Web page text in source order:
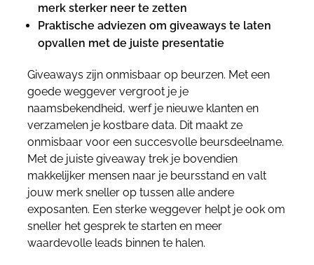
merk sterker neer te zetten
Praktische adviezen om giveaways te laten
opvallen met de juiste presentatie
Giveaways zijn onmisbaar op beurzen. Met een
goede weggever vergroot je je
naamsbekendheid, werf je nieuwe klanten en
verzamelen je kostbare data. Dit maakt ze
onmisbaar voor een succesvolle beursdeelname.
Met de juiste giveaway trek je bovendien
makkelijker mensen naar je beursstand en valt
jouw merk sneller op tussen alle andere
exposanten. Een sterke weggever helpt je ook om
sneller het gesprek te starten en meer
waardevolle leads binnen te halen.